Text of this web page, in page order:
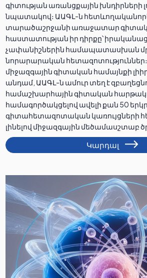
գիտության առանցքային խնդիրների
նպատակով։ ԱԱԳԼ-ն
տարածաշրջանի առաջատար
հաստատության իր դիրքը՝
չափանիշներին համապատասխան
նորարարական
միջազգային գիտական համայնքի
անդամ, ԱԱԳԼ-ն ամուր տեղ է
համաշխարհային գիտական
համագործակցելով ավելի քան 50
գիտահետազոտական կառույցների
լինելով միջազգային մեծամասշտաբ
Կարդալ